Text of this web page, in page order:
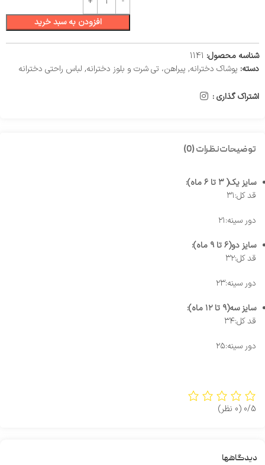
افزودن به سبد خرید
شناسه محصول: 1141
دسته: پوشاک دخترانه, پیراهن، تی شرت و بلوز دخترانه, لباس راحتی دخترانه
اشتراک گذاری :
توضیحاتنظرات (0)
سایز یک( ۳ تا ۶ ماه):
قد کل:۳۱
دور سینه:۲۱
سایز دو(۶ تا ۹ ماه):
قد کل:۳۲
دور سینه:۲۳
سایز سه(۹ تا ۱۲ ماه):
قد کل:۳۴
دور سینه:۲۵
0/5 (0 نظر)
دیدگاهها